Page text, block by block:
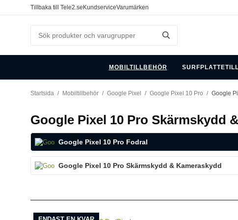
Tillbaka till Tele2.seKundserviceVarumärken
MOBILTILLBEHÖR
Startsida / Mobiltillbehör / Google Pixel / Google Pixel 10 Pro / Google
Google Pixel 10 Pro Skärmskydd
Google Pixel 10 Pro Fodral
Google Pixel 10 Pro Skärmskydd & Kameraskydd